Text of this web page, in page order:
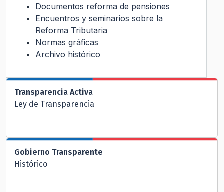
Documentos reforma de pensiones
Encuentros y seminarios sobre la
Reforma Tributaria
Normas gráficas
Archivo histórico
Transparencia Activa
Ley de Transparencia
Gobierno Transparente
Histórico